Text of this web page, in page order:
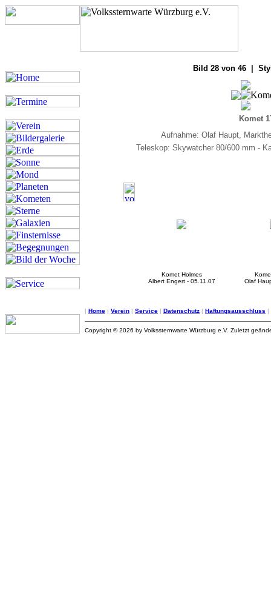
Bild 28 von 46 |
Komet
Aufnahme: Olaf Haupt,
Teleskop: Skywatcher 80/600 mm -
Komet Holmes
Albert Engert - 05.11.07
Olaf
| Home | Verein | Service | Datenschutz | Haftungsausschluss |
Copyright © 2026 by Volkssternwarte Würzburg e.V. Zuletzt